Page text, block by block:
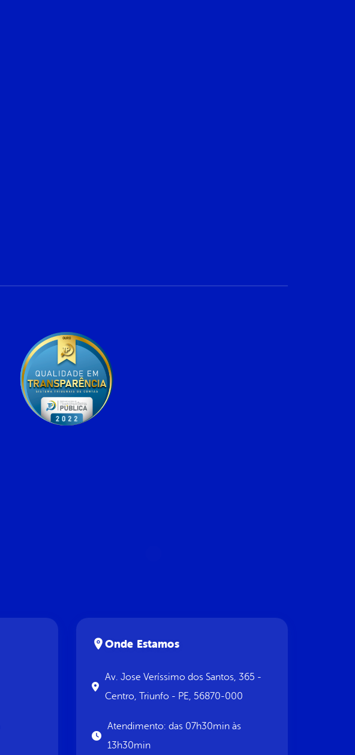
Onde Estamos
Av. Jose Veríssimo dos Santos, 365 -
Centro, Triunfo - PE, 56870-000
Atendimento: das 07h30min às
13h30min